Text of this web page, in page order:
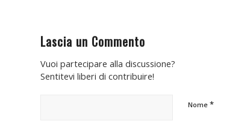
Lascia un Commento
Vuoi partecipare alla discussione?
Sentitevi liberi di contribuire!
Nome *